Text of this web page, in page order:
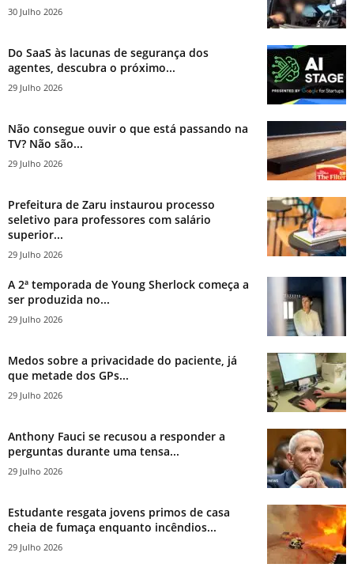
30 Julho 2026
Do SaaS às lacunas de segurança dos
agentes, descubra o próximo...
29 Julho 2026
Não consegue ouvir o que está passando na
TV? Não são...
29 Julho 2026
Prefeitura de Zaru instaurou processo
seletivo para professores com salário
superior...
29 Julho 2026
A 2ª temporada de Young Sherlock começa a
ser produzida no...
29 Julho 2026
Medos sobre a privacidade do paciente, já
que metade dos GPs...
29 Julho 2026
Anthony Fauci se recusou a responder a
perguntas durante uma tensa...
29 Julho 2026
Estudante resgata jovens primos de casa
cheia de fumaça enquanto incêndios...
29 Julho 2026